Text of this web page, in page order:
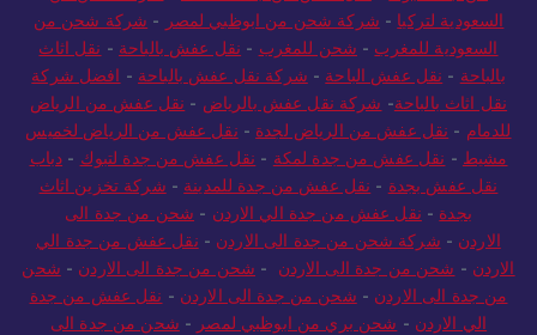
السعودية لتركيا - شركة شحن من ابوظبي لمصر - شركة شحن من
السعودية للمغرب - شحن للمغرب - نقل عفش بالباحة - نقل اثاث
بالباحة - نقل عفش الباحة - شركة نقل عفش بالباحة - افضل شركة
نقل اثاث بالباحة- شركة نقل عفش بالرياض - نقل عفش من الرياض
للدمام - نقل عفش من الرياض لجدة - نقل عفش من الرياض لخميس
مشيط - نقل عفش من جدة لمكة - نقل عفش من جدة لتبوك - دباب
نقل عفش بجدة - نقل عفش من جدة للمدينة - شركة تخزين اثاث
بجدة - نقل عفش من جدة الي الاردن - شحن من جدة الى
الاردن - شركة شحن من جدة الى الاردن - نقل عفش من جدة الي
الاردن - شحن من جدة الى الاردن - شحن من جدة الى الاردن - شحن
من جدة الى الاردن - شحن من جدة الى الاردن - نقل عفش من جدة
الي الاردن - شحن بري من ابوظبي لمصر - شحن من جدة الى